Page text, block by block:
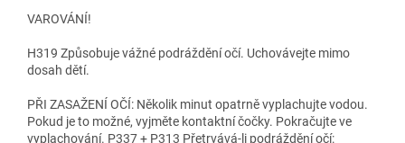
VAROVÁNÍ!
H319 Způsobuje vážné podráždění očí. Uchovávejte mimo
dosah dětí.
PŘI ZASAŽENÍ OČÍ: Několik minut opatrně vyplachujte vodou.
Pokud je to možné, vyjměte kontaktní čočky. Pokračujte ve
vyplachování. P337 + P313 Přetrvává-li podráždění očí: